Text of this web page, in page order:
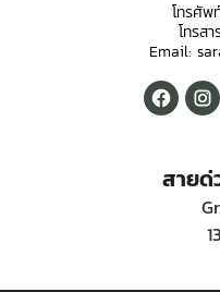
โทรศัพ
โทรส
Email:
สายด่